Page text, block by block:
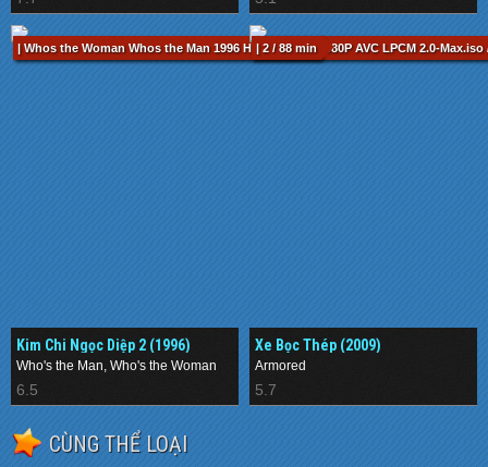
| Whos the Woman Whos the Man 1996 HKG Blu-ray 1080P AVC LPCM 2.0-Max.iso
Kim Chi Ngọc Diệp 2 (1996)
Who's the Man, Who's the Woman
6.5
| 2 / 88 min
Xe Bọc Thép (2009)
Armored
5.7
CÙNG THỂ LOẠI